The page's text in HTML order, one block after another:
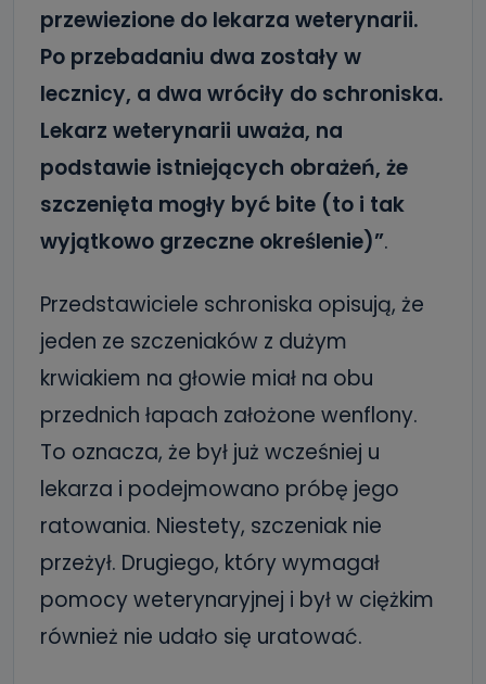
przewiezione do lekarza weterynarii.
Po przebadaniu dwa zostały w
lecznicy, a dwa wróciły do schroniska.
Lekarz weterynarii uważa, na
podstawie istniejących obrażeń, że
szczenięta mogły być bite (to i tak
wyjątkowo grzeczne określenie)”.
Przedstawiciele schroniska opisują, że
jeden ze szczeniaków z dużym
krwiakiem na głowie miał na obu
przednich łapach założone wenflony.
To oznacza, że był już wcześniej u
lekarza i podejmowano próbę jego
ratowania. Niestety, szczeniak nie
przeżył. Drugiego, który wymagał
pomocy weterynaryjnej i był w ciężkim
również nie udało się uratować.